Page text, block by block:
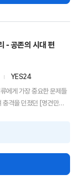
- 공존의 시대 편
YES24
에게 가장 중요한 문제들
충격을 던졌던 [명견만